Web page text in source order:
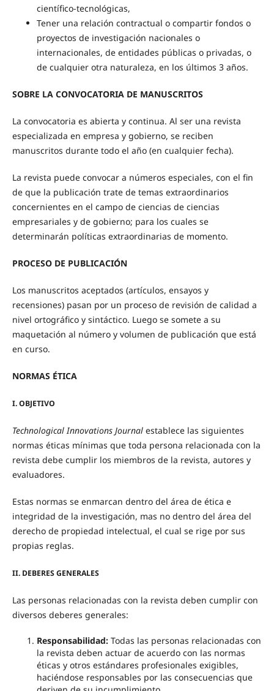
científico-tecnológicas,
Tener una relación contractual o compartir fondos o
proyectos de investigación nacionales o
internacionales, de entidades públicas o privadas, o
de cualquier otra naturaleza, en los últimos 3 años.
SOBRE LA CONVOCATORIA DE MANUSCRITOS
La convocatoria es abierta y continua. Al ser una revista
especializada en empresa y gobierno, se reciben
manuscritos durante todo el año (en cualquier fecha).
La revista puede convocar a números especiales, con el fin
de que la publicación trate de temas extraordinarios
concernientes en el campo de ciencias de ciencias
empresariales y de gobierno; para los cuales se
determinarán políticas extraordinarias de momento.
PROCESO DE PUBLICACIÓN
Los manuscritos aceptados (artículos, ensayos y
recensiones) pasan por un proceso de revisión de calidad a
nivel ortográfico y sintáctico. Luego se somete a su
maquetación al número y volumen de publicación que está
en curso.
NORMAS ÉTICA
I. OBJETIVO
Technological Innovations Journalestablece las siguientes
normas éticas mínimas que toda persona relacionada con la
revista debe cumplir los miembros de la revista, autores y
evaluadores.
Estas normas se enmarcan dentro del área de ética e
integridad de la investigación, mas no dentro del área del
derecho de propiedad intelectual, el cual se rige por sus
propias reglas.
II. DEBERES GENERALES
Las personas relacionadas con la revista deben cumplir con
diversos deberes generales:
Responsabilidad: Todas las personas relacionadas con
la revista deben actuar de acuerdo con las normas
éticas y otros estándares profesionales exigibles,
haciéndose responsables por las consecuencias que